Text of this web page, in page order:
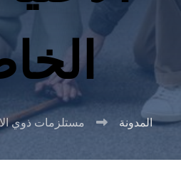
المدونة مستلزمات ذوي